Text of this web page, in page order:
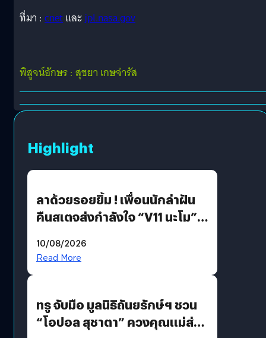
ที่มา : cnetและjpl.nasa.gov
พิสูจน์อักษร : สุชยา เกษจำรัส
Highlight
ลาด้วยรอยยิ้ม ! เพื่อนนักล่าฝัน
คืนสเตจส่งกำลังใจ “V11 นะโม”
รักแน่นฮอลล์
10/08/2026
Read More
ทรู จับมือ มูลนิธิถันยรักษ์ฯ ชวน
“โอปอล สุชาตา” ควงคุณแม่ส่ง